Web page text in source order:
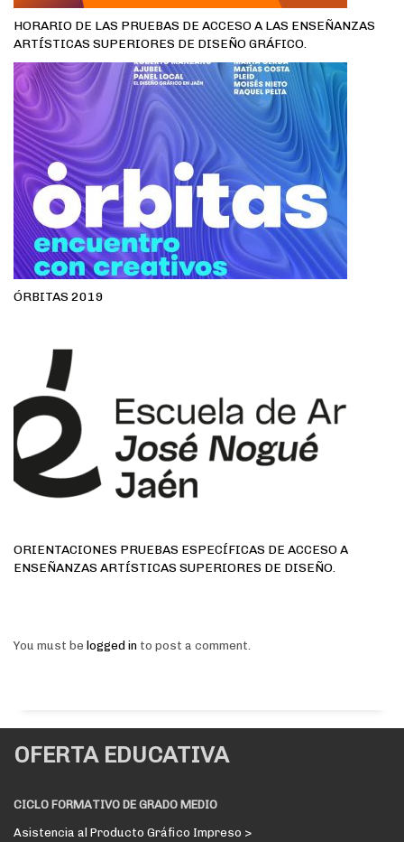
HORARIO DE LAS PRUEBAS DE ACCESO A LAS ENSEÑANZAS
ARTÍSTICAS SUPERIORES DE DISEÑO GRÁFICO.
ÓRBITAS 2019
ORIENTACIONES PRUEBAS ESPECÍFICAS DE ACCESO A
ENSEÑANZAS ARTÍSTICAS SUPERIORES DE DISEÑO.
You must be logged in to post a comment.
OFERTA EDUCATIVA
CICLO FORMATIVO DE GRADO MEDIO
Asistencia al Producto Gráfico Impreso >